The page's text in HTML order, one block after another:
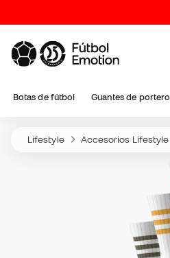
Botas de fútbol Guantes de portero
Lifestyle Accesorios Lifestyle